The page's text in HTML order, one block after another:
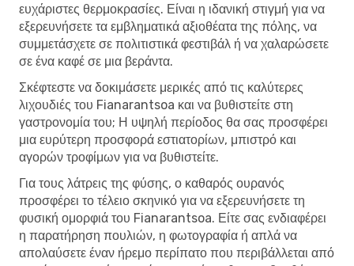
ευχάριστες θερμοκρασίες. Είναι η ιδανική στιγμή για να
εξερευνήσετε τα εμβληματικά αξιοθέατα της πόλης, να
συμμετάσχετε σε πολιτιστικά φεστιβάλ ή να χαλαρώσετε
σε ένα καφέ σε μια βεράντα.
Σκέφτεστε να δοκιμάσετε μερικές από τις καλύτερες
λιχουδιές του Fianarantsoa και να βυθιστείτε στη
γαστρονομία του; Η υψηλή περίοδος θα σας προσφέρει
μια ευρύτερη προσφορά εστιατορίων, μπιστρό και
αγορών τροφίμων για να βυθιστείτε.
Για τους λάτρεις της φύσης, ο καθαρός ουρανός
προσφέρει το τέλειο σκηνικό για να εξερευνήσετε τη
φυσική ομορφιά του Fianarantsoa. Είτε σας ενδιαφέρει
η παρατήρηση πουλιών, η φωτογραφία ή απλά να
απολαύσετε έναν ήρεμο περίπατο που περιβάλλεται από